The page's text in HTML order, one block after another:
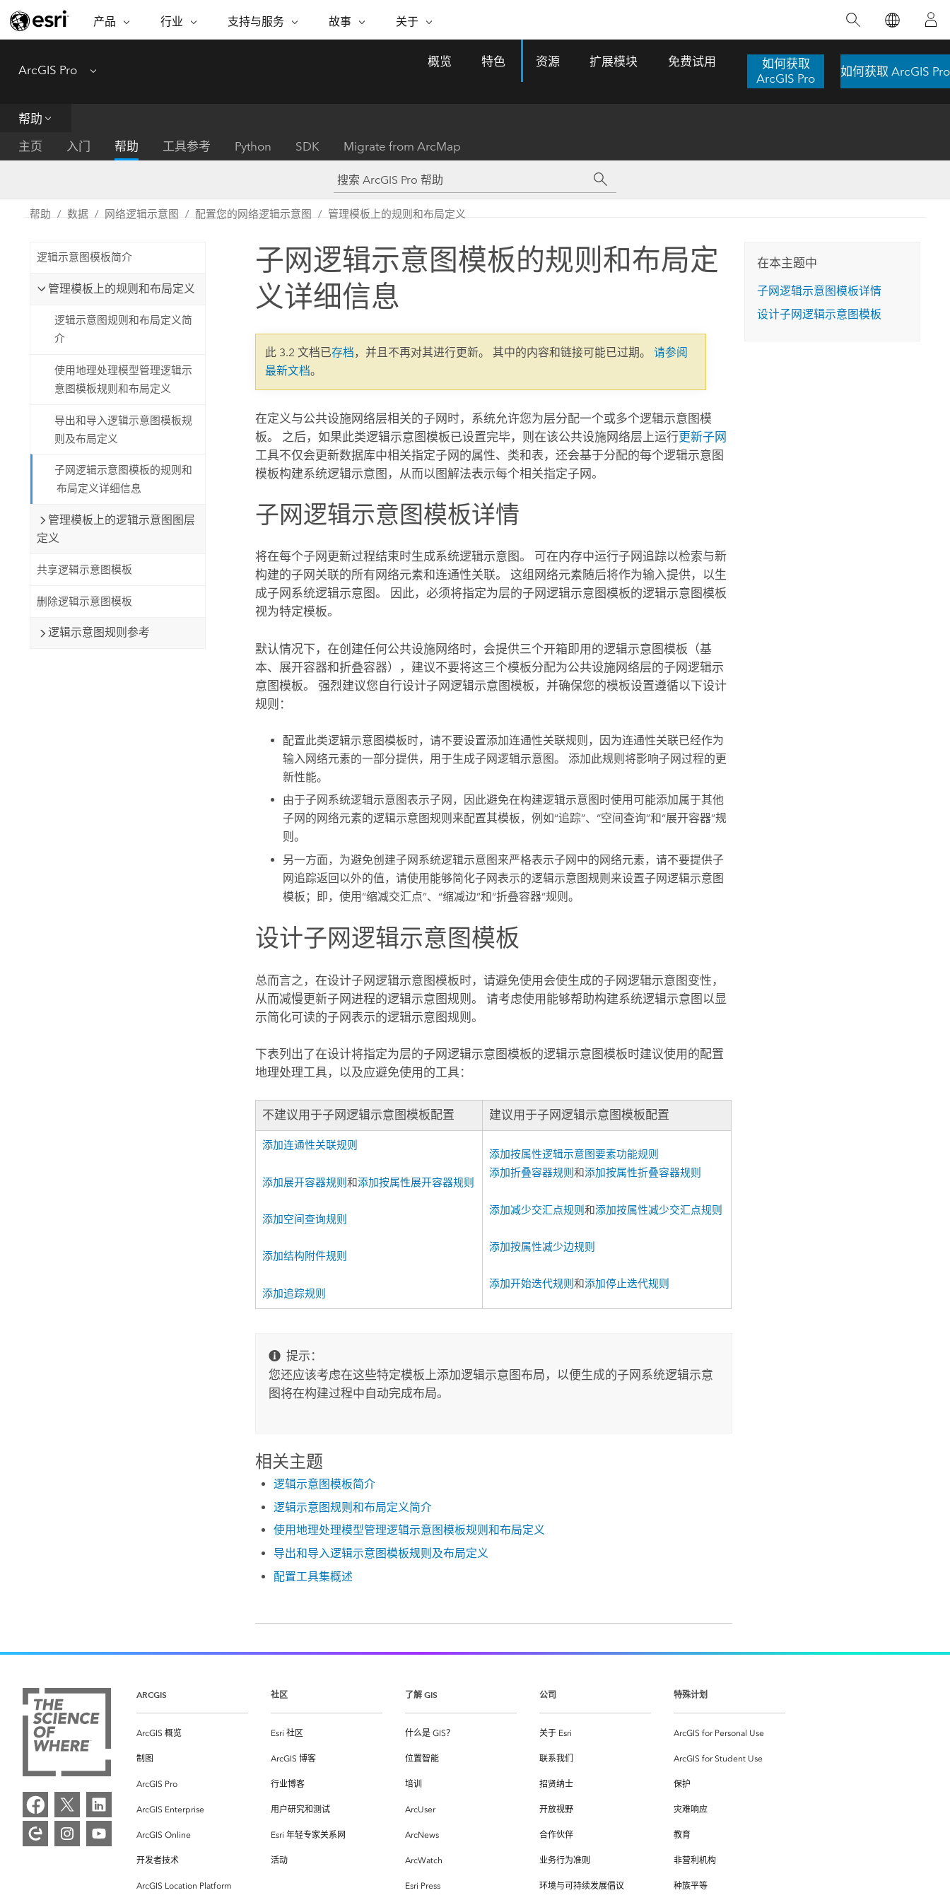
产品
ARCGIS
完整的 SaaS 制图平台
ArcGIS Enterprise
开发者技术
构建制图和空间分析应用程序
功能
将位置引入分析
集成、编辑和共享空间数据
Esri 产品、合作伙伴产品和开发
理。 了解这项技术的实际效果，亲身体验交
互式地图，探索产品功能，或者直接开始免
费试用。
行业
行业
保护
能源公用事业
自然资源
州和地方政府
电信
交通运输
专题倡议
基础设施管理
使用 GIS 创建现代化、有弹性且可持续发展
者了解基础设施工程与周围环境的关系。
探索基础设施管理
支持与服务
支持与服务 自助服务
文档
My Esri
联，并产出能解决复杂问题的深刻见解。
探索课程
故事
ESRI 故事
现实世界的全球 GIS 创新
客
商业和技术领导者之声
行业新闻和 ArcGIS 更新
所有故事
了 17 个应急洪水应用程序，为关键的救援行
动提供了有力支持。
关于
关于 ESRI
合作伙伴
招贤纳士
媒体与分析师关系
联系我们
数字孪生体
推荐书籍
转至书籍详情
ArcGIS Pro Menu
概览 特色 资源 扩展模块 免费试用
如何获取
ArcGIS Pro
如何获取 ArcGIS Pro
帮助
主页
入门 帮助 工具参考 Python SDK Migrate from ArcMap
帮助 数据 网络逻辑示意图 配置您的网络逻辑示意图 管理模板上的规则和布局定义
逻辑示意图模板简介
管理模板上的规则和布局定义
逻辑示意图规则和布局定义简
介
使用地理处理模型管理逻辑示
意图模板规则和布局定义
导出和导入逻辑示意图模板规
则及布局定义
子网逻辑示意图模板的规则和
布局定义详细信息
管理模板上的逻辑示意图图层
定义
共享逻辑示意图模板
删除逻辑示意图模板
逻辑示意图规则参考
子网逻辑示意图模板的规则和布局定
义详细信息
此 3.2 文档已存档，并且不再对其进行更新。 其中的内容和链接可能已过期。请参阅
最新文档。
在定义与公共设施网络层相关的子网时，系统允许您为层分配一个或多个逻辑示意图模
板。 之后，如果此类逻辑示意图模板已设置完毕，则在该公共设施网络层上运行更新子网
工具不仅会更新数据库中相关指定子网的属性、类和表，还会基于分配的每个逻辑示意图
模板构建系统逻辑示意图，从而以图解法表示每个相关指定子网。
子网逻辑示意图模板详情
将在每个子网更新过程结束时生成系统逻辑示意图。 可在内存中运行子网追踪以检索与新
构建的子网关联的所有网络元素和连通性关联。 这组网络元素随后将作为输入提供，以生
成子网系统逻辑示意图。 因此，必须将指定为层的子网逻辑示意图模板的逻辑示意图模板
视为特定模板。
默认情况下，在创建任何公共设施网络时，会提供三个开箱即用的逻辑示意图模板（基
本、展开容器和折叠容器），建议不要将这三个模板分配为公共设施网络层的子网逻辑示
意图模板。 强烈建议您自行设计子网逻辑示意图模板，并确保您的模板设置遵循以下设计
规则：
配置此类逻辑示意图模板时，请不要设置添加连通性关联规则 ，因为连通性关联已经作为
输入网络元素的一部分提供，用于生成子网逻辑示意图。 添加此规则将影响子网过程的更
新性能。
由于子网系统逻辑示意图表示子网，因此避免在构建逻辑示意图时使用可能添加属于其他
子网的网络元素的逻辑示意图规则来配置其模板，例如“追踪”、“空间查询”和“展开容器”规
则。
另一方面，为避免创建子网系统逻辑示意图来严格表示子网中的网络元素，请不要提供子
网追踪返回以外的值，请使用能够简化子网表示的逻辑示意图规则来设置子网逻辑示意图
模板；即，使用“缩减交汇点”、“缩减边”和“折叠容器”规则。
设计子网逻辑示意图模板
总而言之，在设计子网逻辑示意图模板时，请避免使用会使生成的子网逻辑示意图变性，
从而减慢更新子网进程的逻辑示意图规则。 请考虑使用能够帮助构建系统逻辑示意图以显
示简化可读的子网表示的逻辑示意图规则。
下表列出了在设计将指定为层的子网逻辑示意图模板的逻辑示意图模板时建议使用的配置
地理处理工具，以及应避免使用的工具：
不建议用于子网逻辑示意图模板配置 建议用于子网逻辑示意图模板配置
添加连通性关联规则
添加展开容器规则和添加按属性展开容器规则
添加空间查询规则
添加结构附件规则
添加追踪规则
添加按属性逻辑示意图要素功能规则
添加折叠容器规则和添加按属性折叠容器规则
添加减少交汇点规则和添加按属性减少交汇点规则
添加按属性减少边规则
添加开始迭代规则和添加停止迭代规则
提示：
您还应该考虑在这些特定模板上添加逻辑示意图布局，以便生成的子网系统逻辑示意
图将在构建过程中自动完成布局。
相关主题
逻辑示意图模板简介
逻辑示意图规则和布局定义简介
使用地理处理模型管理逻辑示意图模板规则和布局定义
导出和导入逻辑示意图模板规则及布局定义
配置工具集概述
在本主题中
子网逻辑示意图模板详情
设计子网逻辑示意图模板
ARCGIS
ArcGIS 概览
制图
ArcGIS Pro
ArcGIS Enterprise
ArcGIS Online
开发者技术
ArcGIS Location Platform
社区
Esri 社区
ArcGIS 博客
行业博客
用户研究和测试
Esri 年轻专家关系网
活动
了解 GIS
什么是 GIS？
位置智能
培训
ArcUser
ArcNews
ArcWatch
Esri Press
公司
关于 Esri
联系我们
招贤纳士
开放视野
合作伙伴
业务行为准则
环境与可持续发展倡议
特殊计划
ArcGIS for Personal Use
ArcGIS for Student Use
保护
灾难响应
教育
非营利机构
种族平等